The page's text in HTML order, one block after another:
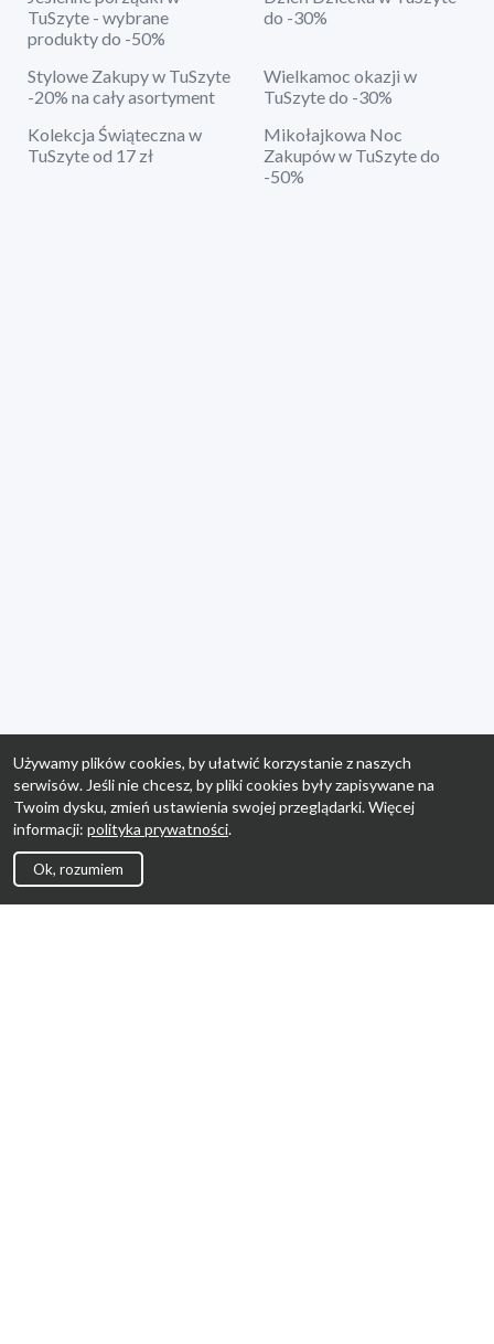
TuSzyte - wybrane
produkty do -50%
do -30%
Stylowe Zakupy w TuSzyte
-20% na cały asortyment
Wielkamoc okazji w
TuSzyte do -30%
Kolekcja Świąteczna w
TuSzyte od 17 zł
Mikołajkowa Noc
Zakupów w TuSzyte do
-50%
Używamy plików cookies, by ułatwić korzystanie z naszych
serwisów. Jeśli nie chcesz, by pliki cookies były zapisywane na
Twoim dysku, zmień ustawienia swojej przeglądarki. Więcej
informacji: polityka prywatności.
Ok, rozumiem